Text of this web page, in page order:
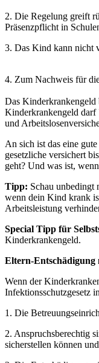
2. Die Regelung greift
Präsenzpflicht in
3. Das Kind kann nicht
4. Zum Nachweis für
Das Kinderkrankengeld
Kinderkrankengeld darf
und
An sich ist das eine
gesetzliche versichert
geht? Und was ist,
Tipp: Schau unbedingt
wenn dein Kind krank
Arbeitsleistung
Special Tipp für
Kinderkrankengeld.
Eltern-Entschädigung
Wenn der
Infektionsschutzgesetz
1. Die
2. Anspruchsberechtig
sicherstellen können